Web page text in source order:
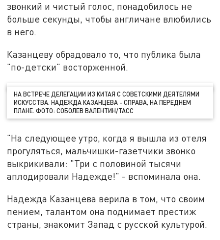
звонкий и чистый голос, понадобилось не
больше секунды, чтобы англичане влюбились
в него.
Казанцеву обрадовало то, что публика была
"по-детски" восторженной.
НА ВСТРЕЧЕ ДЕЛЕГАЦИИ ИЗ КИТАЯ С СОВЕТСКИМИ ДЕЯТЕЛЯМИ
ИСКУССТВА. НАДЕЖДА КАЗАНЦЕВА - СПРАВА, НА ПЕРЕДНЕМ
ПЛАНЕ. ФОТО: СОБОЛЕВ ВАЛЕНТИН/ТАСС
"На следующее утро, когда я вышла из отеля
прогуляться, мальчишки-газетчики звонко
выкрикивали: "Три с половиной тысячи
аплодировали Надежде!" - вспоминала она.
Надежда Казанцева верила в том, что своим
пением, талантом она поднимает престиж
страны, знакомит Запад с русской культурой.